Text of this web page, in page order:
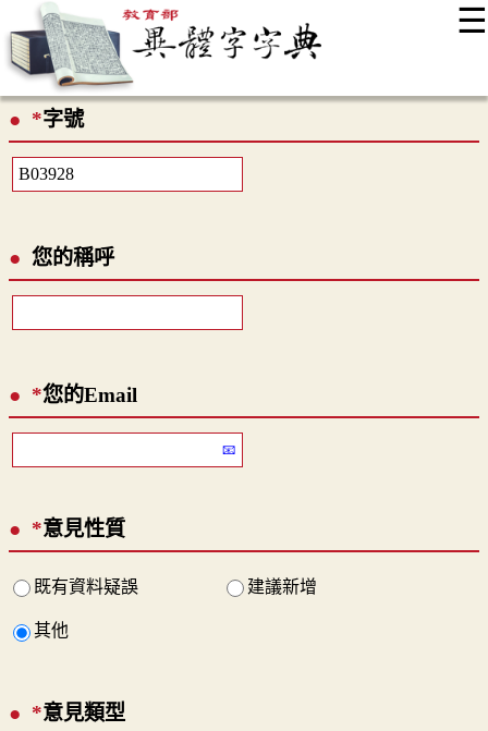
☰
最新消息
*字號
您的稱呼
*您的Email
*意見性質
既有資料疑誤 建議新增
其他
*意見類型